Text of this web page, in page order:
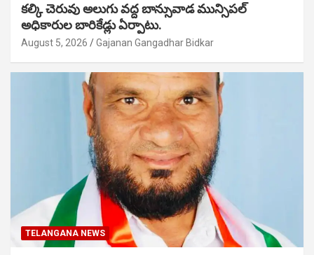
కల్కి చెరువు అలుగు వద్ద బాన్సువాడ మున్సిపల్
అధికారుల బారికేడ్లు ఏర్పాటు.
August 5, 2026 Gajanan Gangadhar Bidkar
TELANGANA NEWS